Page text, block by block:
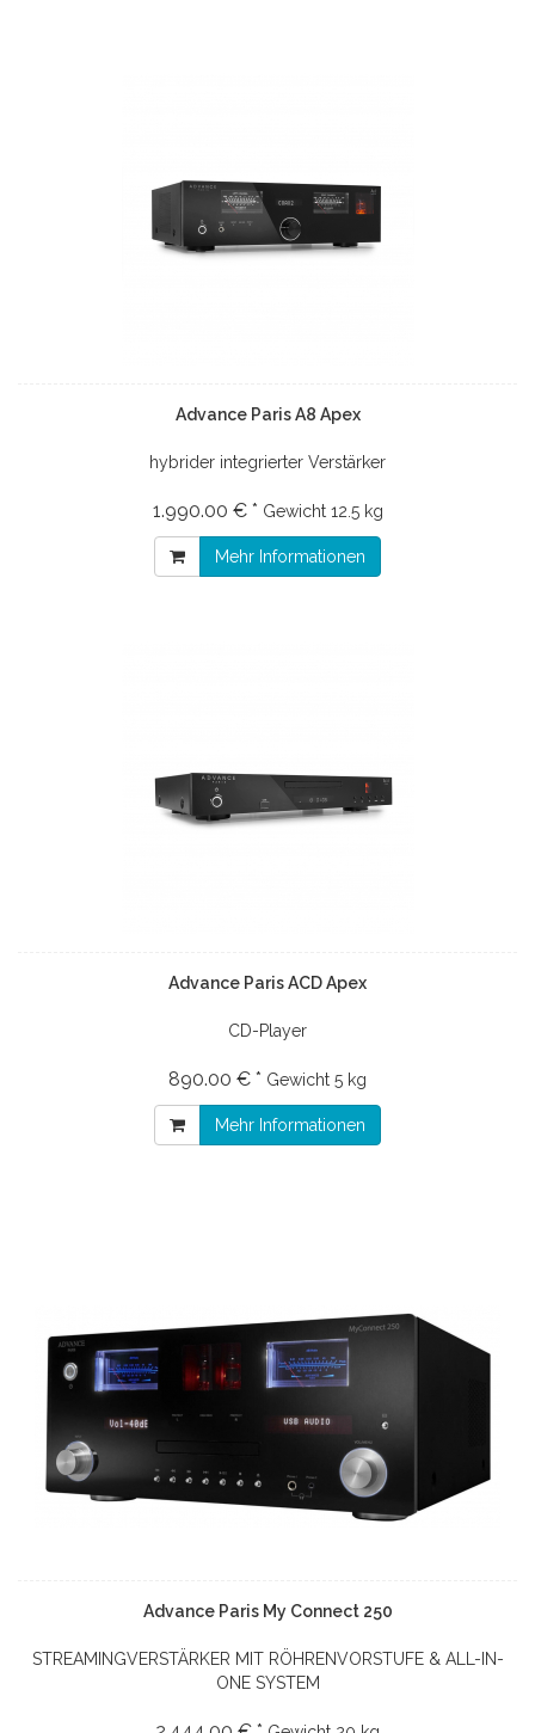
Advance Paris A8 Apex
hybrider integrierter Verstärker
1.990.00 € * Gewicht 12.5 kg
Mehr Informationen
Advance Paris ACD Apex
CD-Player
890.00 € * Gewicht 5 kg
Mehr Informationen
Advance Paris My Connect 250
STREAMINGVERSTÄRKER MIT RÖHRENVORSTUFE & ALL-IN-
ONE SYSTEM